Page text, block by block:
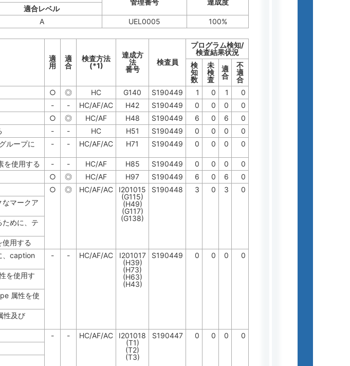
管理番号 達成度
適合レベル
A UEL0005 100%
適
用
適
合
検査方法
(*1)
達成方
法
番号
検査員
プログラム検知/
検査結果状況
検
知
数
未
検
査
適
合
不
適
合
○ ◎ HC G140 S190449 1 0 1
0
- - HC/AF/AC H42 S190449 0 0 0
0
○ ◎ HC/AF H48 S190449 6 0 6
0
- - HC H51 S190449 0 0 0
0
ループに
- - HC/AF/AC H71 S190449 0 0 0 0
を使用する - - HC/AF H85 S190449 0 0 0
0
○ ◎ HC/AF H97 S190449 6 0 6 0
○ ◎ HC/AF/AC
I201015
(G115)
(H49)
(G117)
(G138)
S190448 3 0 3
0
マークア
ために、テ
用する
、caption
- - HC/AF/AC
I201017
(H39)
(H73)
(H63)
(H43)
S190449 0 0 0 0
を使用す
属性を使
性及び
- - HC/AF/AC
I201018
(T1)
(T2)
(T3)
S190447 0 0 0
0